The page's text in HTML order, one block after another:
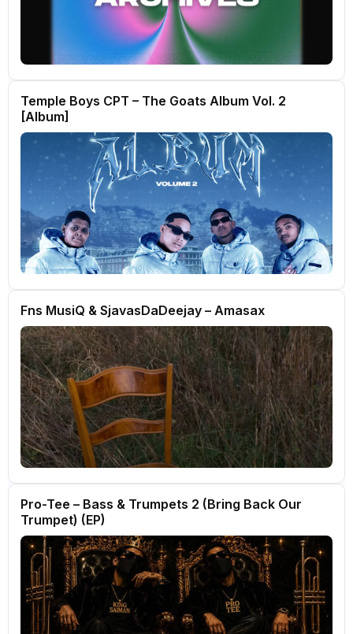
Temple Boys CPT – The Goats Album Vol. 2
[Album]
Fns MusiQ & SjavasDaDeejay – Amasax
Pro-Tee – Bass & Trumpets 2 (Bring Back Our
Trumpet) (EP)